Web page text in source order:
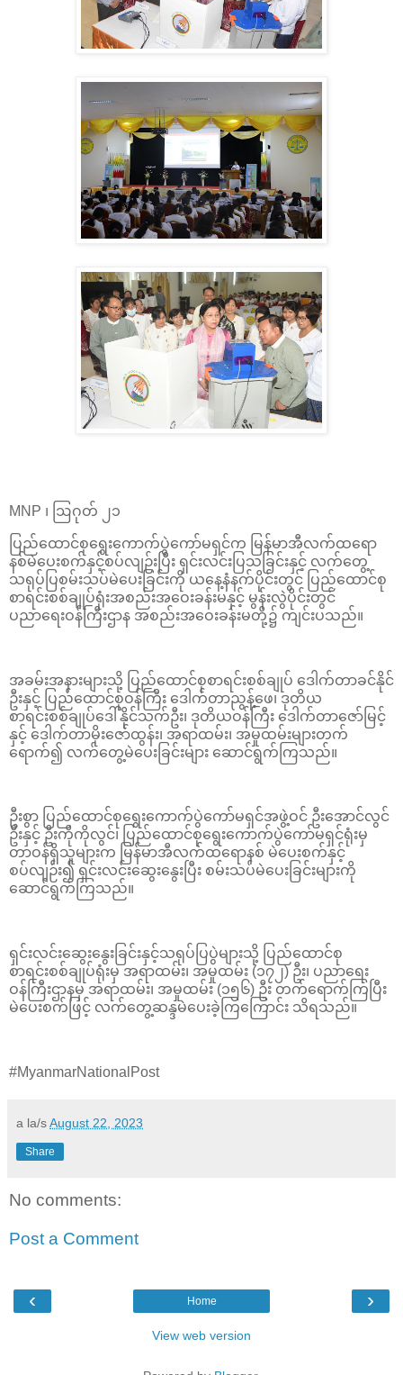
MNP ၊ ဩဂုတ် ၂၁
ပြည်ထောင်စုရွေးကောက်ပွဲကော်မရှင်က မြန်မာအီလက်ထရော
နစ်မဲပေးစက်နှင့်စပ်လျဉ်းပြီး ရှင်းလင်းပြသခြင်းနှင့် လက်တွေ့
သရုပ်ပြစမ်းသပ်မဲပေးခြင်းကို ယနေ့နံနက်ပိုင်းတွင် ပြည်ထောင်စု
စာရင်းစစ်ချုပ်ရုံးအစည်းအဝေးခန်းမနှင့် မွန်းလွဲပိုင်းတွင်
ပညာရေးဝန်ကြီးဌာန အစည်းအဝေးခန်းမတို့၌ ကျင်းပသည်။
အခမ်းအနားများသို့ ပြည်ထောင်စုစာရင်းစစ်ချုပ် ဒေါက်တာခင်နိုင်
ဦးနှင့် ပြည်ထောင်စုဝန်ကြီး ဒေါက်တာညွန့်ဖေ၊ ဒုတိယ
စာရင်းစစ်ချုပ်ဒေါ်နိုင်သက်ဦး၊ ဒုတိယဝန်ကြီး ဒေါက်တာဇော်မြင့်
နှင့် ဒေါက်တာမိုးဇော်ထွန်း၊ အရာထမ်း၊ အမှုထမ်းများတက်
ရောက်၍ လက်တွေ့မဲပေးခြင်းများ ဆောင်ရွက်ကြသည်။
ဦးစွာ ပြည်ထောင်စုရွေးကောက်ပွဲကော်မရှင်အဖွဲ့ဝင် ဦးအောင်လွင်
ဦးနှင့် ဦးကိုကိုလွင်၊ ပြည်ထောင်စုရွေးကောက်ပွဲကော်မရှင်ရုံးမှ
တာဝန်ရှိသူများက မြန်မာအီလက်ထရောနစ် မဲပေးစက်နှင့်
စပ်လျဉ်း၍ ရှင်းလင်းဆွေးနွေးပြီး စမ်းသပ်မဲပေးခြင်းများကို
ဆောင်ရွက်ကြသည်။
ရှင်းလင်းဆွေးနွေးခြင်းနှင့်သရုပ်ပြပွဲများသို့ ပြည်ထောင်စု
စာရင်းစစ်ချုပ်ရုံးမှ အရာထမ်း၊ အမှုထမ်း (၁၇၂) ဦး၊ ပညာရေး
ဝန်ကြီးဌာနမှ အရာထမ်း၊ အမှုထမ်း (၁၅၆) ဦး တက်ရောက်ကြပြီး
မဲပေးစက်ဖြင့် လက်တွေ့ဆန္ဒမဲပေးခဲ့ကြကြောင်း သိရသည်။
#MyanmarNationalPost
a la/sAugust 22, 2023
Share
No comments:
Post a Comment
‹ ›
Home
View web version